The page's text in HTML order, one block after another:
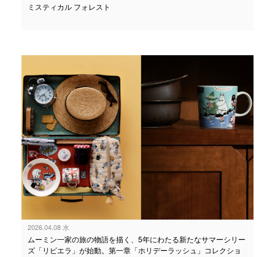
ミスティカル フォレスト
2026.04.08 水
ムーミン一家の旅の物語を描く、5年にわたる新たなサマーシリー
ズ「リビエラ」が始動。第一章「ホリデーラッシュ」コレクショ